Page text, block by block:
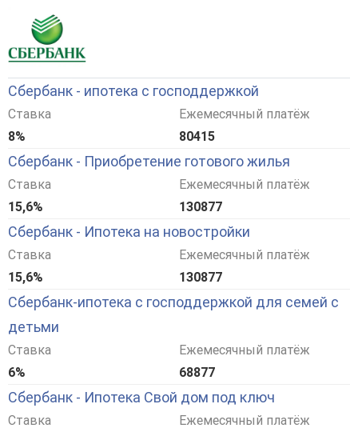
Сбербанк - ипотека с господдержкой
Ставка
8%
Ежемесячный платёж
80415
Сбербанк - Приобретение готового жилья
Ставка
15,6%
Ежемесячный платёж
130877
Сбербанк - Ипотека на новостройки
Ставка
15,6%
Ежемесячный платёж
130877
Сбербанк-ипотека с господдержкой для семей с
детьми
Ставка
6%
Ежемесячный платёж
68877
Сбербанк - Ипотека Свой дом под ключ
Ставка
Ежемесячный платёж